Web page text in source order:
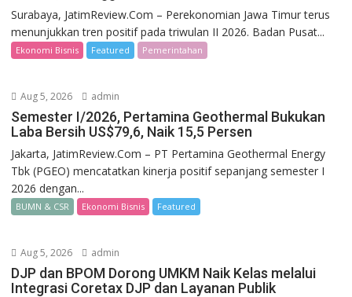
Surabaya, JatimReview.Com – Perekonomian Jawa Timur terus
menunjukkan tren positif pada triwulan II 2026. Badan Pusat...
Ekonomi Bisnis Featured Pemerintahan
Aug 5, 2026 admin
Semester I/2026, Pertamina Geothermal Bukukan
Laba Bersih US$79,6, Naik 15,5 Persen
Jakarta, JatimReview.Com – PT Pertamina Geothermal Energy
Tbk (PGEO) mencatatkan kinerja positif sepanjang semester I
2026 dengan...
BUMN & CSR Ekonomi Bisnis Featured
Aug 5, 2026 admin
DJP dan BPOM Dorong UMKM Naik Kelas melalui
Integrasi Coretax DJP dan Layanan Publik